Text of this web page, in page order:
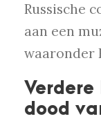
Russische
aan een
waaronder
Verdere
dood